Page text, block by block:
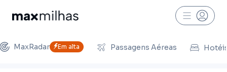
MaxRadar Em alta Passagens Aéreas